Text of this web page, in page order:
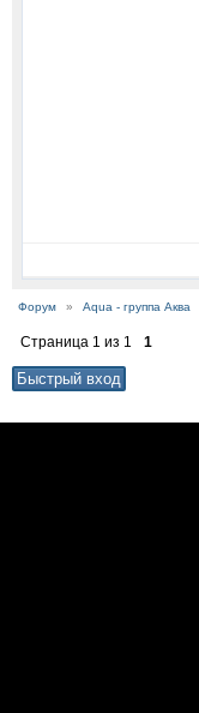
Форум » Aqua - группа Аква
Страница 1 из 1 1